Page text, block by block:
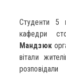
Студенти 5
кафедри
Мандзюк
вітали